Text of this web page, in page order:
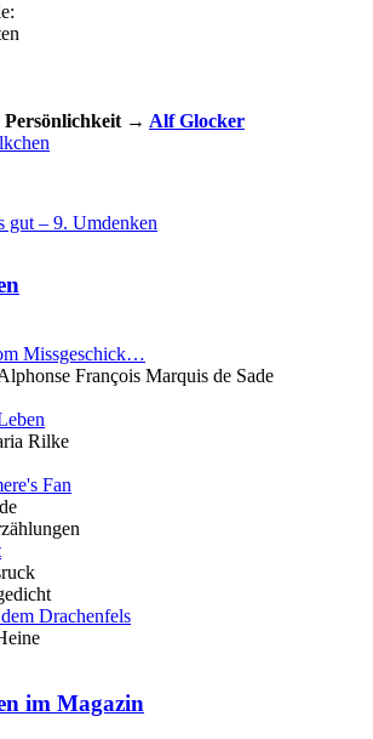
Persönlichkeit → Alf Glocker
gut – 9. Umdenken
Missgeschick…
François Marquis de Sade
Rilke
Fan
Drachenfels
im Magazin